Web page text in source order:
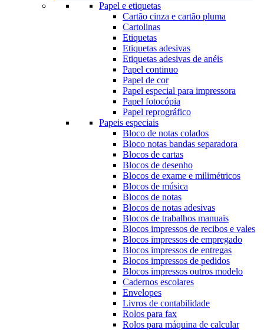
Papel e etiquetas
Cartão cinza e cartão pluma
Cartolinas
Etiquetas
Etiquetas adesivas
Etiquetas adesivas de anéis
Papel continuo
Papel de cor
Papel especial para impressora
Papel fotocópia
Papel reprográfico
Papeis especiais
Bloco de notas colados
Bloco notas bandas separadora
Blocos de cartas
Blocos de desenho
Blocos de exame e milimétricos
Blocos de música
Blocos de notas
Blocos de notas adesivas
Blocos de trabalhos manuais
Blocos impressos de recibos e vales
Blocos impressos de empregado
Blocos impressos de entregas
Blocos impressos de pedidos
Blocos impressos outros modelo
Cadernos escolares
Envelopes
Livros de contabilidade
Rolos para fax
Rolos para máquina de calcular